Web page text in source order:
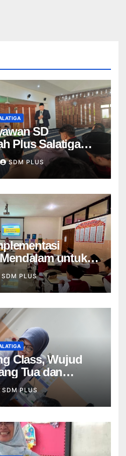
SD
Plus Salatiga
AIK, Jadikan Al-
Landasan
SDM PLUS
untuk
Kemampuan
SD
Plus 1 Salatiga
SDM PLUS
Class, Wujud
Tua dan
SDM PLUS